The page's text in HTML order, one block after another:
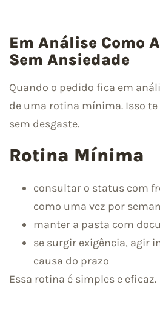
Em Análise Como
Sem Ansiedade
Quando o pedido fica em
de uma rotina mínima. Isso
sem desgaste.
Rotina Mínima
consultar o status com
como uma vez por
manter a pasta com
se surgir exigência, agir
causa do prazo
Essa rotina é simples e eficaz.